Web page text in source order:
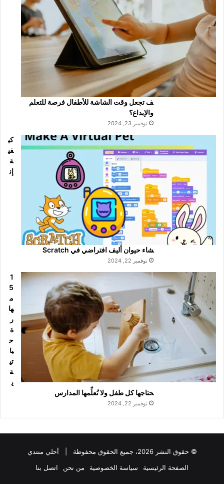
ف تجعل وقت الشاشة للأطفال فرصة للتعلم
والإبداع؟
نوفمبر 23, 2024
كي
في
ة
إن
شاء حيوان أليف افتراضي في Scratch
نوفمبر 22, 2024
1
5
م
ها
ر
ة
ح
يا
تي
ة
ي
حتاجها كل طفل ولا تُعلِّمها المدارس
نوفمبر 22, 2024
© حقوق النشر 2026، جميع الحقوق محفوظة |
أحلي منتدي
الصفحة الرئيسية
سياسة الخصوصية من نحن اتصل بنا